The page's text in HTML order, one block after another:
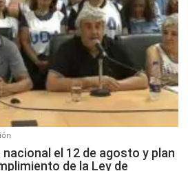
el 12 de agosto y plan
de la Ley de